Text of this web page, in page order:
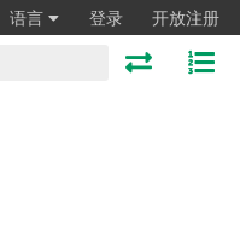
语言 登录 开放注册